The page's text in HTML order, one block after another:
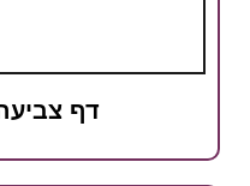
דף